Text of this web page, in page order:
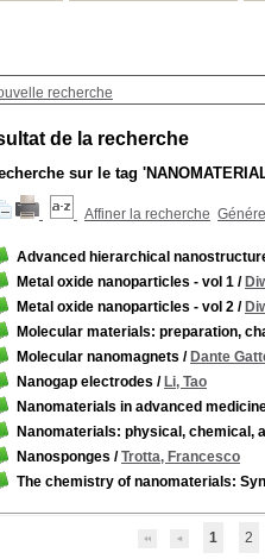
recherche
de la recherche
sur le tag
Affiner la recherche
Advanced hierarchical
Metal oxide nanoparticles - vol 1 /
Metal oxide nanoparticles - vol 2 /
Molecular materials: preparation,
Molecular nanomagnets / Dante
Nanogap electrodes / Li, Tao
Nanomaterials in advanced
Nanomaterials: physical, chemical,
Nanosponges /Trotta, Francesco
The chemistry of nanomaterials:
1 2